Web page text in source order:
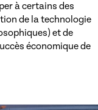
à certains des
de la technologie
et de
économique de